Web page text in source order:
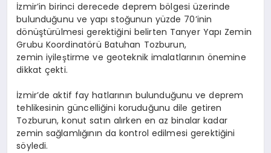
İzmir’in birinci derecede deprem bölgesi üzerinde
bulunduğunu ve yapı stoğunun yüzde 70’inin
dönüştürülmesi gerektiğini belirten Tanyer Yapı Zemin
Grubu Koordinatörü Batuhan Tozburun,
zemin iyileştirme ve geoteknik imalatlarının önemine
dikkat çekti.
İzmir’de aktif fay hatlarının bulunduğunu ve deprem
tehlikesinin güncelliğini koruduğunu dile getiren
Tozburun, konut satın alırken en az binalar kadar
zemin sağlamlığının da kontrol edilmesi gerektiğini
söyledi.